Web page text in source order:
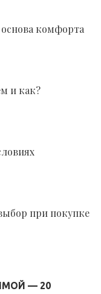
комфорта
и как?
при покупке
— 20